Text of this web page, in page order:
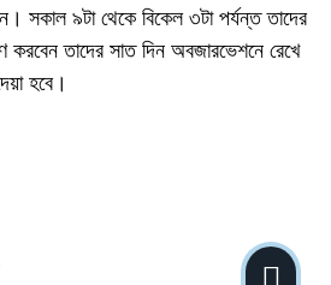
সকাল ৯টা থেকে বিকেল ৩টা পর্যন্ত তাদের
করবেন তাদের সাত দিন অবজারভেশনে রেখে
হবে।